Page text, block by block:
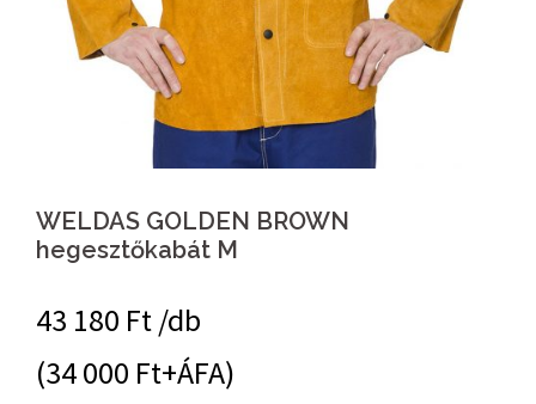
WELDAS GOLDEN BROWN
hegesztőkabát M
43 180 Ft /db
(34 000 Ft+ÁFA)